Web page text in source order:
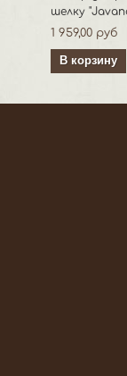
шелку
1 959,00 руб
В корзину